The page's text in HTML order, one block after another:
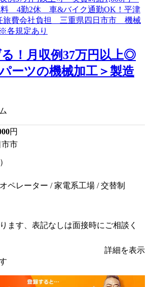
！月収例37万円以上◎
ーツの機械加工＞製造
円
市市
ペレーター / 家電系工場 / 交替制
ます、表記なしは面接時にご相談く
詳細を表示